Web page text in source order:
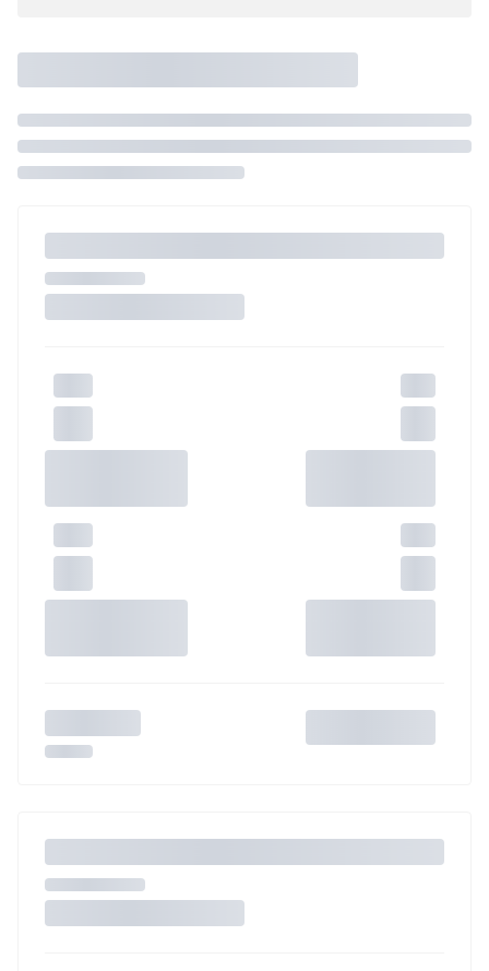
pokoju (lub apartamencie, willi itd.). Wybierz jedną z ofert z listy
i zarezerwuj ją. Zrób oddzielne rezerwacje dla każdego
kolejnego pokoju lubskontaktuj się z nami,by złożyć
zamówienie u naszego doradcy.
Maksymalna liczba uczestników
maksymalny limit dla 1 pokoju.